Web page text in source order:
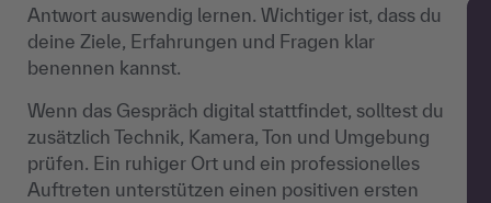
Antwort auswendig lernen. Wichtiger ist, dass du
deine Ziele, Erfahrungen und Fragen klar
benennen kannst.
Wenn das Gespräch digital stattfindet, solltest du
zusätzlich Technik, Kamera, Ton und Umgebung
prüfen. Ein ruhiger Ort und ein professionelles
Auftreten unterstützen einen positiven ersten